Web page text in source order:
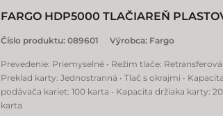
FARGO HDP5000 TLAČIAREŇ
Číslo produktu: 089601 Výrobca: Fargo
Prevedenie: Priemyselné • Režim tlače: Retransferová
Preklad karty: Jednostranná • Tlač s okrajmi • Kapacita
podávača kariet: 100 karta • Kapacita držiaka karty:
karta